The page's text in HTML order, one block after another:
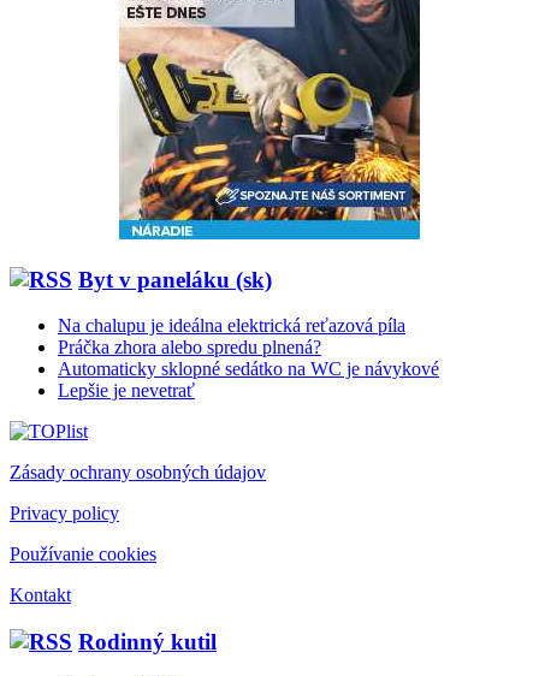
Byt v paneláku (sk)
Na chalupu je ideálna elektrická reťazová píla
Práčka zhora alebo spredu plnená?
Automaticky sklopné sedátko na WC je návykové
Lepšie je nevetrať
Zásady ochrany osobných údajov
Privacy policy
Používanie cookies
Kontakt
Rodinný kutil